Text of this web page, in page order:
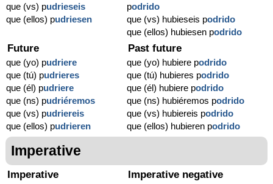
que (vs) pudrieseis
que (ellos) pudriesen
podrido
que (vs) hubieseis podrido
que (ellos) hubiesen podrido
Future
que (yo) pudriere
que (tú) pudrieres
que (él) pudriere
que (ns) pudriéremos
que (vs) pudriereis
que (ellos) pudrieren
Past future
que (yo) hubiere podrido
que (tú) hubieres podrido
que (él) hubiere podrido
que (ns) hubiéremos podrido
que (vs) hubiereis podrido
que (ellos) hubieren podrido
Imperative
Imperative Imperative negative